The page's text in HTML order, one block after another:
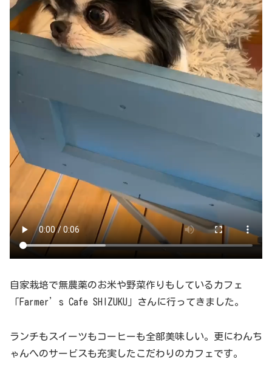
自家栽培で無農薬のお米や野菜作りもしているカフェ
「Farmer’s Cafe SHIZUKU」さんに行ってきました。
ランチもスイーツもコーヒーも全部美味しい。更にわんち
ゃんへのサービスも充実したこだわりのカフェです。